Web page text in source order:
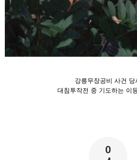
강릉무장공비 사건 당
대침투작전 중 기도하는 이
0